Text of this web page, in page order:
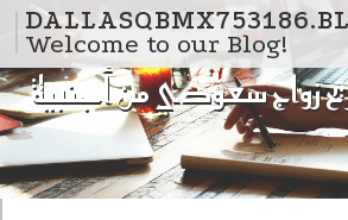
Skip to content
Welcome to our Blog!
زواج سعودي من أجنبية